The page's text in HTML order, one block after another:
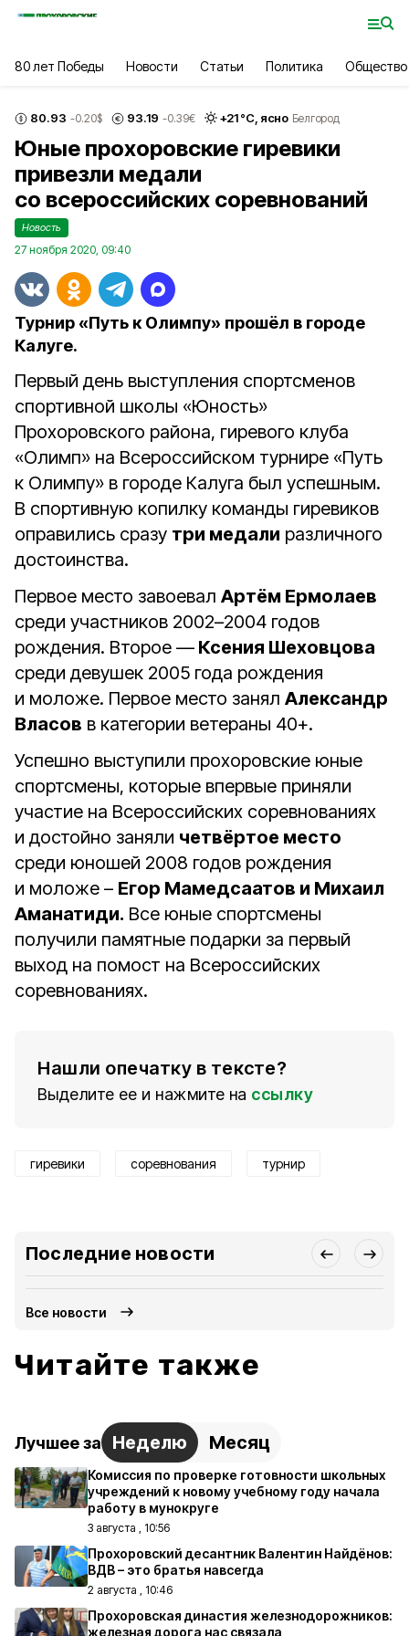
80 лет Победы Новости Статьи Политика Общество
80.93 -0.20$ 93.19 -0.39€ +21°С, ясно Белгород
Юные прохоровские гиревики
привезли медали
со всероссийских соревнований
Новость
27 ноября 2020, 09:40
Турнир «Путь к Олимпу» прошёл в городе
Калуге.
Первый день выступления спортсменов
спортивной школы «Юность»
Прохоровского района, гиревого клуба
«Олимп» на Всероссийском турнире «Путь
к Олимпу» в городе Калуга был успешным.
В спортивную копилку команды гиревиков
оправились сразу три медали различного
достоинства.
Первое место завоевал Артём Ермолаев
среди участников 2002–2004 годов
рождения. Второе — Ксения Шеховцова
среди девушек 2005 года рождения
и моложе. Первое место занял Александр
Власов в категории ветераны 40+.
Успешно выступили прохоровские юные
спортсмены, которые впервые приняли
участие на Всероссийских соревнованиях
и достойно заняли четвёртое место
среди юношей 2008 годов рождения
и моложе – Егор Мамедсаатов и Михаил
Аманатиди. Все юные спортсмены
получили памятные подарки за первый
выход на помост на Всероссийских
соревнованиях.
Нашли опечатку в тексте?
Выделите ее и нажмите на ссылку
гиревики соревнования турнир
Последние новости
Все новости
Читайте также
Лучшее за Неделю Месяц
Комиссия по проверке готовности школьных
учреждений к новому учебному году начала
работу в мунокруге
3 августа , 10:56
Прохоровский десантник Валентин Найдёнов:
ВДВ – это братья навсегда
2 августа , 10:46
Прохоровская династия железнодорожников:
железная дорога нас связала